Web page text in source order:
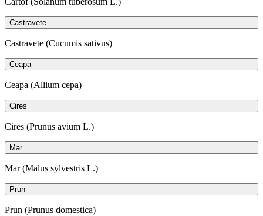
Castravete
Castravete (Cucumis sativus)
Ceapa
Ceapa (Allium cepa)
Cires
Cires (Prunus avium L.)
Mar
Mar (Malus sylvestris L.)
Prun
Prun (Prunus domestica)